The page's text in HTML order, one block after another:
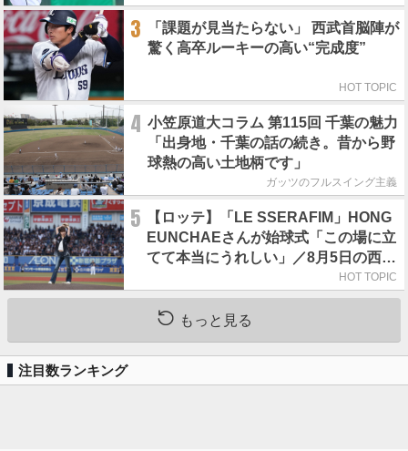
3
「課題が見当たらない」 西武首脳陣が
驚く高卒ルーキーの高い“完成度”
HOT TOPIC
4 小笠原道大コラム 第115回 千葉の魅力
「出身地・千葉の話の続き。昔から野
球熱の高い土地柄です」
ガッツのフルスイング主義
5
【ロッテ】「LE SSERAFIM」HONG
EUNCHAEさんが始球式「この場に立
てて本当にうれしい」／8月5日の西武
HOT TOPIC
もっと見る
注目数ランキング